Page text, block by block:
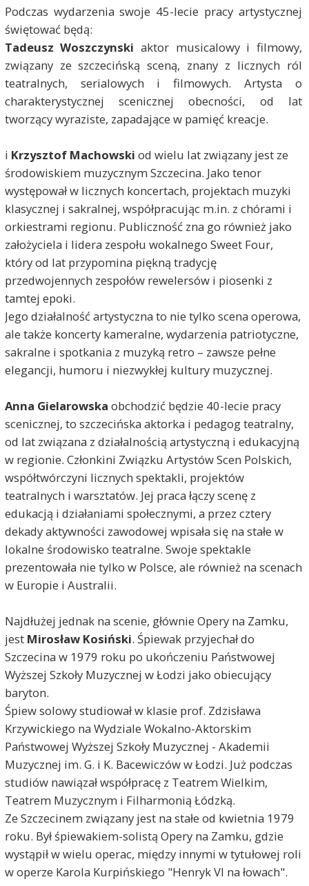
Podczas wydarzenia swoje 45-lecie pracy artystycznej
świętować będą:
Tadeusz Woszczynski aktor musicalowy i filmowy,
związany ze szczecińską sceną, znany z licznych ról
teatralnych, serialowych i filmowych. Artysta o
charakterystycznej scenicznej obecności, od lat
tworzący wyraziste, zapadające w pamięć kreacje.
i Krzysztof Machowski od wielu lat związany jest ze
środowiskiem muzycznym Szczecina. Jako tenor
występował w licznych koncertach, projektach muzyki
klasycznej i sakralnej, współpracując m.in. z chórami i
orkiestrami regionu. Publiczność zna go również jako
założyciela i lidera zespołu wokalnego Sweet Four,
który od lat przypomina piękną tradycję
przedwojennych zespołów rewelersów i piosenki z
tamtej epoki.
Jego działalność artystyczna to nie tylko scena operowa,
ale także koncerty kameralne, wydarzenia patriotyczne,
sakralne i spotkania z muzyką retro – zawsze pełne
elegancji, humoru i niezwykłej kultury muzycznej.
Anna Gielarowska obchodzić będzie 40-lecie pracy
scenicznej, to szczecińska aktorka i pedagog teatralny,
od lat związana z działalnością artystyczną i edukacyjną
w regionie. Członkini Związku Artystów Scen Polskich,
współtwórczyni licznych spektakli, projektów
teatralnych i warsztatów. Jej praca łączy scenę z
edukacją i działaniami społecznymi, a przez cztery
dekady aktywności zawodowej wpisała się na stałe w
lokalne środowisko teatralne. Swoje spektakle
prezentowała nie tylko w Polsce, ale również na scenach
w Europie i Australii.
Najdłużej jednak na scenie, głównie Opery na Zamku,
jest Mirosław Kosiński. Śpiewak przyjechał do
Szczecina w 1979 roku po ukończeniu Państwowej
Wyższej Szkoły Muzycznej w Łodzi jako obiecujący
baryton.
Śpiew solowy studiował w klasie prof. Zdzisława
Krzywickiego na Wydziale Wokalno-Aktorskim
Państwowej Wyższej Szkoły Muzycznej - Akademii
Muzycznej im. G. i K. Bacewiczów w Łodzi. Już podczas
studiów nawiązał współpracę z Teatrem Wielkim,
Teatrem Muzycznym i Filharmonią Łódzką.
Ze Szczecinem związany jest na stałe od kwietnia 1979
roku. Był śpiewakiem-solistą Opery na Zamku, gdzie
wystąpił w wielu operac, między innymi w tytułowej roli
w operze Karola Kurpińskiego "Henryk VI na łowach".